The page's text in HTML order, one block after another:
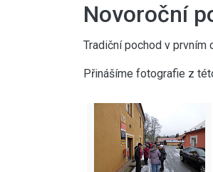
Novoroční
Tradiční pochod v prvním
Přinášíme fotografie z